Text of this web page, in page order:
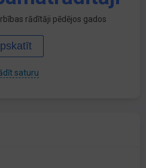
rādītāji pēdējos gados
saturu